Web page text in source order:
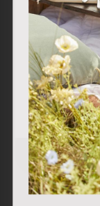
nuestros
sus
sus hábitos
visitadas).
sus
Aceptar